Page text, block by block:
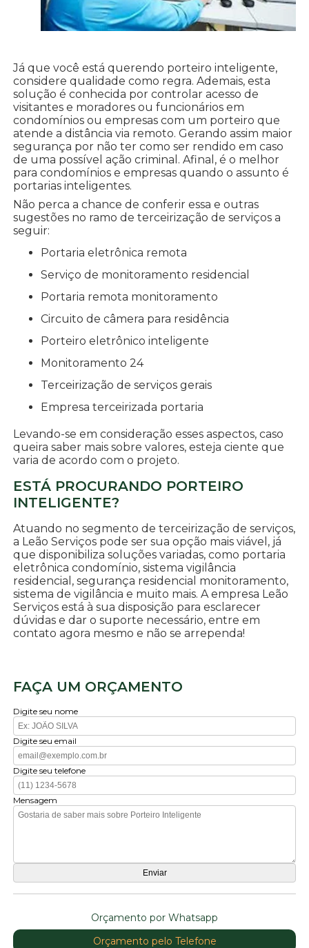
Já que você está querendo porteiro inteligente,
considere qualidade como regra. Ademais, esta
solução é conhecida por controlar acesso de
visitantes e moradores ou funcionários em
condomínios ou empresas com um porteiro que
atende a distância via remoto. Gerando assim maior
segurança por não ter como ser rendido em caso
de uma possível ação criminal. Afinal, é o melhor
para condomínios e empresas quando o assunto é
portarias inteligentes.
Não perca a chance de conferir essa e outras
sugestões no ramo de terceirização de serviços a
seguir:
portaria eletrônica remota
serviço de monitoramento residencial
portaria remota monitoramento
circuito de câmera para residência
porteiro eletrônico inteligente
monitoramento 24
terceirização de serviços gerais
empresa terceirizada portaria
Levando-se em consideração esses aspectos, caso
queira saber mais sobre valores, esteja ciente que
varia de acordo com o projeto.
ESTÁ PROCURANDO PORTEIRO
INTELIGENTE?
Atuando no segmento de terceirização de serviços,
a Leão Serviços pode ser sua opção mais viável, já
que disponibiliza soluções variadas, como portaria
eletrônica condomínio, sistema vigilância
residencial, segurança residencial monitoramento,
sistema de vigilância e muito mais. A empresa Leão
Serviços está à sua disposição para esclarecer
dúvidas e dar o suporte necessário, entre em
contato agora mesmo e não se arrependa!
FAÇA UM ORÇAMENTO
Digite seu nome
Digite seu email
Digite seu telefone
Mensagem
Orçamento por Whatsapp
Orçamento pelo Telefone